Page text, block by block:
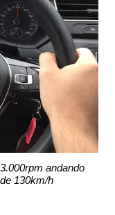
andando
130km/h